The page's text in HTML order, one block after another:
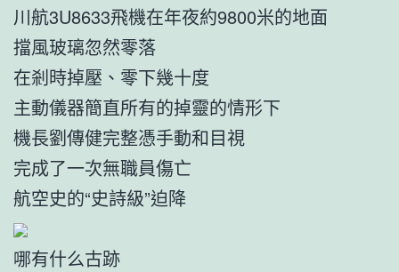
川航3U8633飛機在年夜約9800米的地面
擋風玻璃忽然零落
在剎時掉壓、零下幾十度
主動儀器簡直所有的掉靈的情形下
機長劉傳健完整憑手動和目視
完成了一次無職員傷亡
航空史的“史詩級”迫降
哪有什么古跡